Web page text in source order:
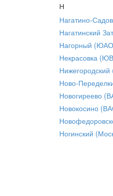
Н
Нагатино-
Нагатинский
Нагорный
Некрасовка
Ново-
Новогиреево
Новокосино
Ногинский